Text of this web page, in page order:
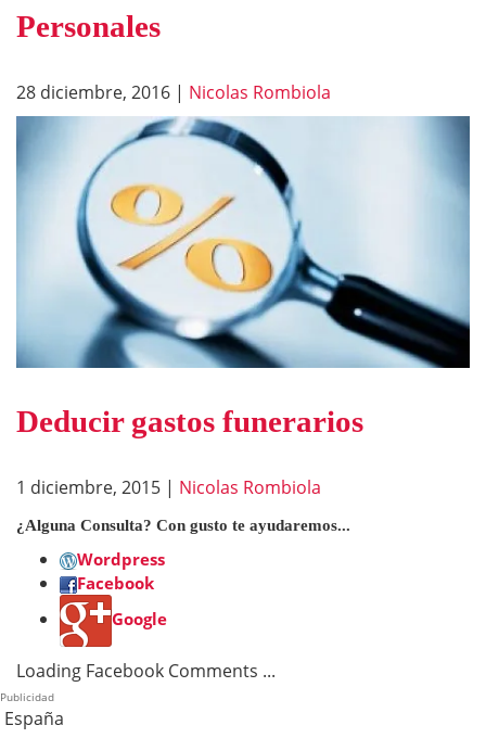
Personales
28 diciembre, 2016 | Nicolas Rombiola
Deducir gastos funerarios
1 diciembre, 2015 | Nicolas Rombiola
¿Alguna Consulta? Con gusto te ayudaremos...
Wordpress
Facebook
Google
Loading Facebook Comments ...
Publicidad
España